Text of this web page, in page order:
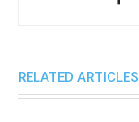
RELATED ARTICLES